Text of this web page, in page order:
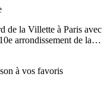
de la Villette à Paris avec
arrondissement de la…